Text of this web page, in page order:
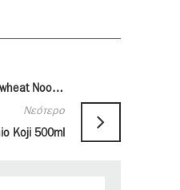
Chunsi Buckwheat Noodles 300gr
Νεότερο
Koji 500ml